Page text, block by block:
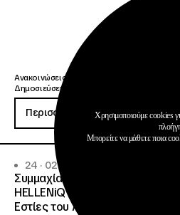
Ανακοινώσεις
Δημοσιεύσεις
Περισσότερα
24 · 02 · 2026
Συμμαχία κοινωνικής ευθύνης
HELLENiQ ENERGY: Δωρεά
Εστίες του ΑΠΘ
Χρησιμοποιούμε cookies
Μπορείτε να μάθετε ποια